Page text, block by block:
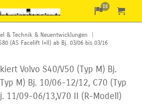
DE
& Technik & Neuentwicklungen
(AS Facelift I+II) ab Bj. 03/06 bis 03/16
Volvo S40/V50 (Typ M) Bj.
M) Bj. 10/06-12/12, C70 (Typ
11/09-06/13,V70 II (R-Modell)